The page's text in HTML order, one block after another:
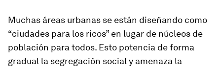
Muchas áreas urbanas se están diseñando como
“ciudades para los ricos” en lugar de núcleos de
población para todos. Esto potencia de forma
gradual la segregación social y amenaza la